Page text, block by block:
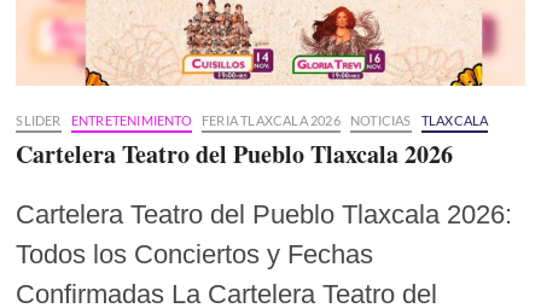
SLIDER ENTRETENIMIENTO FERIA TLAXCALA 2026 NOTICIAS TLAXCALA
Cartelera Teatro del Pueblo Tlaxcala 2026
Cartelera Teatro del Pueblo Tlaxcala 2026:
Todos los Conciertos y Fechas
Confirmadas La Cartelera Teatro del